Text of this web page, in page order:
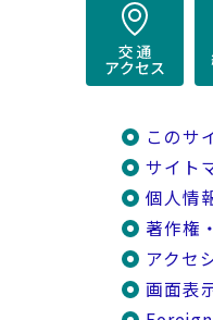
このサ
サイト
個人情
著作権
アクセ
画面表